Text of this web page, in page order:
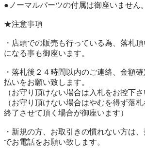
●ノーマルパーツの付属は御座いません。
★注意事項
・店頭での販売も行っている為、落札
になる事も御座います。
・落札後２４時間以内のご連絡、金額
払いをお願い致します。
（お守り頂けない場合は入札をお控下さ
（お守り頂けない場合はやむを得ず落
終了させて頂く場合が御座います）
・新規の方、お取引きの慣れない方は
でお電話をお願い致します。